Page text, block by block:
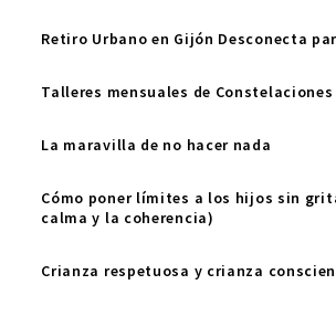
Retiro Urbano en Gijón Desconecta
Talleres mensuales de
La maravilla de no hacer nada
Cómo poner límites a los hijos sin
calma y la coherencia)
Crianza respetuosa y crianza